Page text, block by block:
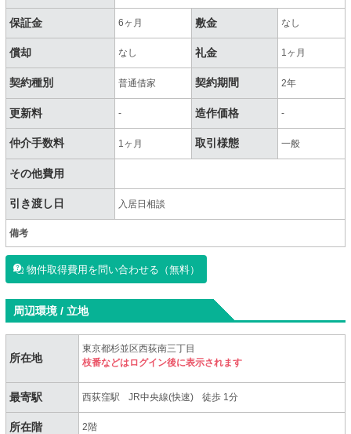
保証金 6ヶ月 敷金 なし
償却 なし 礼金 1ヶ月
契約種別 普通借家 契約期間 2年
更新料 - 造作価格 -
仲介手数料 1ヶ月 取引様態 一般
その他費用
引き渡し日 入居日相談
備考
物件取得費用を問い合わせる（無料）
周辺環境 / 立地
所在地
東京都杉並区西荻南三丁目
枝番などはログイン後に表示されます
最寄駅 西荻窪駅 JR中央線(快速) 徒歩 1分
所在階 2階